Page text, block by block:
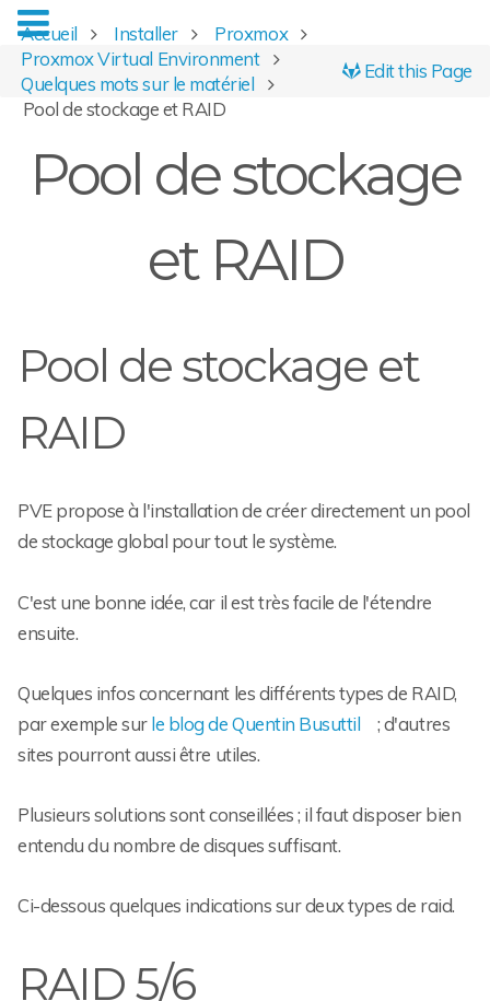
Edit this Page
Accueil Installer
Proxmox
Proxmox Virtual Environment
Quelques mots sur le matériel
Pool de stockage et RAID
Pool de stockage
et RAID
Pool de stockage et
RAID
PVE propose à l'installation de créer directement un pool
de stockage global pour tout le système.
C'est une bonne idée, car il est très facile de l'étendre
ensuite.
Quelques infos concernant les différents types de RAID,
par exemple surle blog de Quentin Busuttil
; d'autres
sites pourront aussi être utiles.
Plusieurs solutions sont conseillées ; il faut disposer bien
entendu du nombre de disques suffisant.
Ci-dessous quelques indications sur deux types de raid.
RAID 5/6